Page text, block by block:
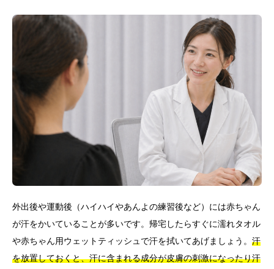
外出後や運動後（ハイハイやあんよの練習後など）には赤ちゃん
が汗をかいていることが多いです。帰宅したらすぐに濡れタオル
や赤ちゃん用ウェットティッシュで汗を拭いてあげましょう。 汗
を放置しておくと、汗に含まれる成分が皮膚の刺激になったり汗